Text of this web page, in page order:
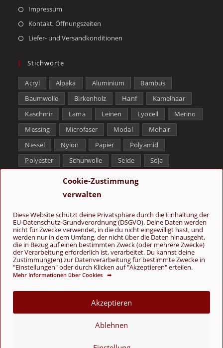
Cookie-Zustimmung
verwalten
Diese Website schützt deine Privatsphäre durch die Einhaltung der
EU-Datenschutz-Grundverordnung (DSGVO). Deine Daten werden
nicht für Zwecke verwendet, in die du nicht eingewilligt hast, und
werden nur in dem Umfang, der nicht über die Daten hinausgeht,
die in Bezug auf einen bestimmten Zweck (oder mehrere Zwecke)
der Verarbeitung erforderlich ist, verarbeitet. Du kannst deine
Zustimmung(en) zur Datenverarbeitung für bestimmte Zwecke in
"Einstellungen" oder durch Klicken auf "Akzeptieren" erteilen.
Mehr Informationen über Cookies ➦
Akzeptieren
Ablehnen
Impressum
Kontakt, Öffnungszeiten
Liefer- und Versandkonditionen
Stichworte
Acryl Alpaka Aluminium
Bambus
Baumwolle
Birkenholz Hanf
Kamelhaar
Kaschmir
Lama Leinen Lyocell
Merino
Messing
Microfaser Modal
Mohair
Nessel
Nylon Papier
Polyamid
Polyester
Schurwolle Seide
Soja
Tencel
Yak
Folge uns
© Copyright 2026 - Wolle & Schönes
VERTRAG WIDERRUFEN